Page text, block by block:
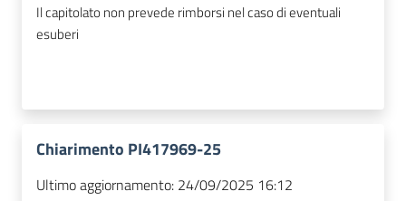
Il capitolato non prevede rimborsi nel caso di eventuali
esuberi
Chiarimento PI417969-25
Ultimo aggiornamento: 24/09/2025 16:12